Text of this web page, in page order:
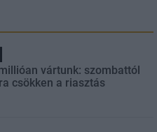
vártunk: szombattól
csökken a riasztás